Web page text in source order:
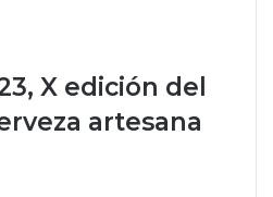
X edición del
artesana